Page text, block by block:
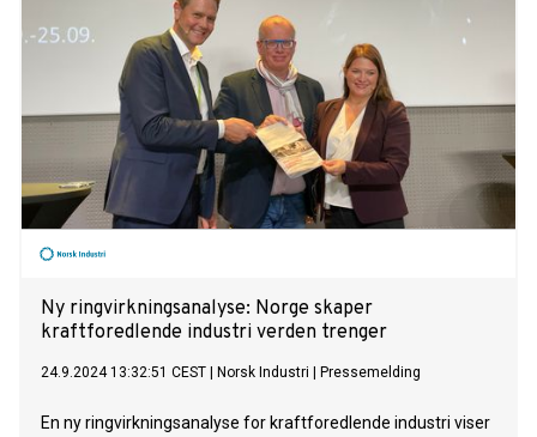
Ny ringvirkningsanalyse: Norge skaper
kraftforedlende industri verden trenger
24.9.2024 13:32:51 CEST Norsk Industri Pressemelding
En ny ringvirkningsanalyse for kraftforedlende industri viser